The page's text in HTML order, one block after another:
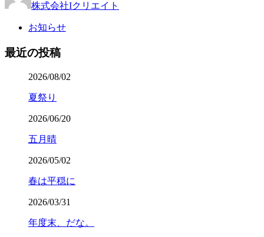
株式会社Iクリエイト
お知らせ
最近の投稿
2026/08/02
夏祭り
2026/06/20
五月晴
2026/05/02
春は平穏に
2026/03/31
年度末、だな。